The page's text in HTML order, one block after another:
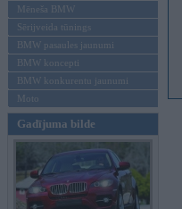
Mēneša BMW
Sērijveida tūnings
BMW pasaules jaunumi
BMW koncepti
BMW konkurentu jaunumi
Moto
Gadījuma bilde